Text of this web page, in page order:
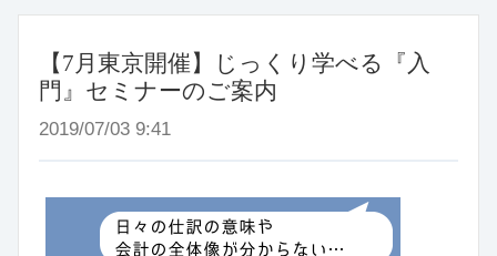
【7月東京開催】じっくり学べる『入
門』セミナーのご案内
2019/07/03 9:41